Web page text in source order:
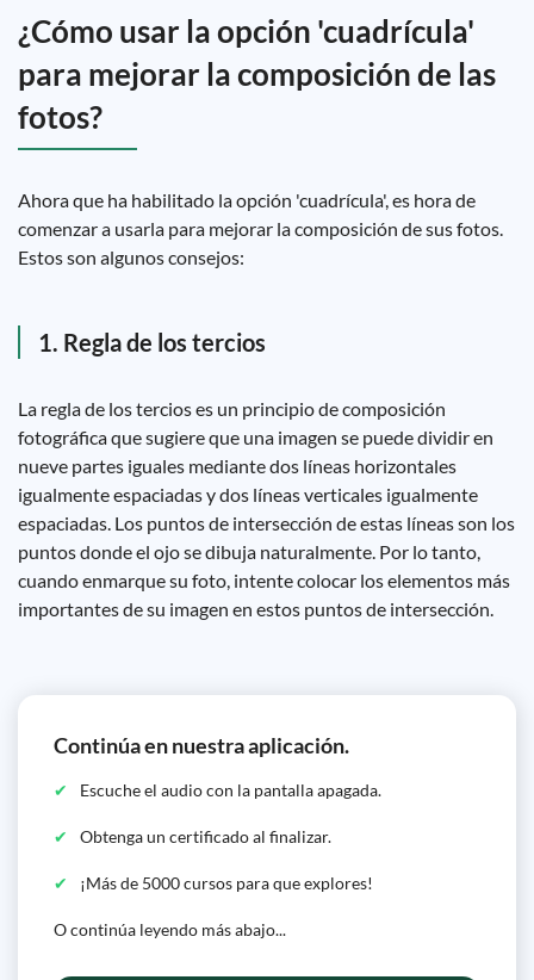
¿Cómo usar la opción 'cuadrícula'
para mejorar la composición de las
fotos?
Ahora que ha habilitado la opción 'cuadrícula', es hora de
comenzar a usarla para mejorar la composición de sus fotos.
Estos son algunos consejos:
1. Regla de los tercios
La regla de los tercios es un principio de composición
fotográfica que sugiere que una imagen se puede dividir en
nueve partes iguales mediante dos líneas horizontales
igualmente espaciadas y dos líneas verticales igualmente
espaciadas. Los puntos de intersección de estas líneas son los
puntos donde el ojo se dibuja naturalmente. Por lo tanto,
cuando enmarque su foto, intente colocar los elementos más
importantes de su imagen en estos puntos de intersección.
Continúa en nuestra aplicación.
Escuche el audio con la pantalla apagada.
Obtenga un certificado al finalizar.
¡Más de 5000 cursos para que explores!
O continúa leyendo más abajo...